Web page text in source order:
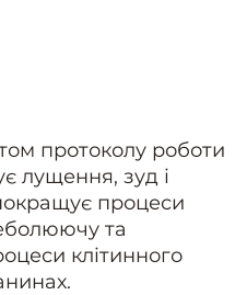
протоколу роботи
лущення, зуд і
процеси
та
клітинного